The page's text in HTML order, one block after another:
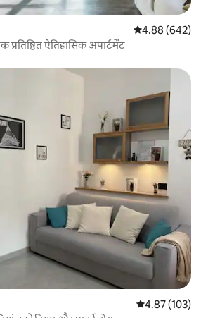
औसत रेटिंग 5 में से
4.88 (642)
ऐतिहासिक अपार्टमेंट
औसत रेटिंग 5 में से
4.87 (103)